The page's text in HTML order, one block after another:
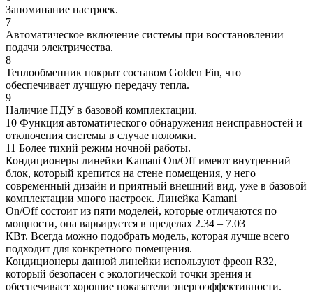
Запоминание настроек.
7
Автоматическое включение системы при восстановлении
подачи электричества.
8
Теплообменник покрыт составом Golden Fin, что
обеспечивает лучшую передачу тепла.
9
Наличие ПДУ в базовой комплектации.
10 Функция автоматического обнаружения неисправностей и
отключения системы в случае поломки.
11 Более тихий режим ночной работы.
Кондиционеры линейки Kamani On/Off имеют внутренний
блок, который крепится на стене помещения, у него
современный дизайн и приятный внешний вид, уже в базовой
комплектации много настроек. Линейка Kamani
On/Off состоит из пяти моделей, которые отличаются по
мощности, она варьируется в пределах 2.34 – 7.03
КВт. Всегда можно подобрать модель, которая лучше всего
подходит для конкретного помещения.
Кондиционеры данной линейки используют фреон R32,
который безопасен с экологической точки зрения и
обеспечивает хорошие показатели энергоэффективности.